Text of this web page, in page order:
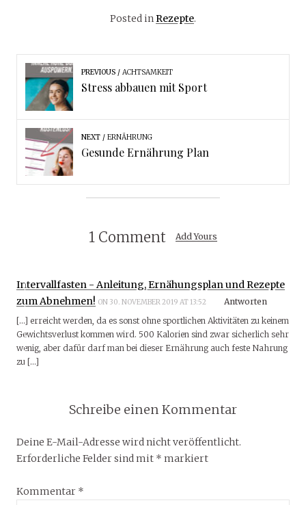
Posted inRezepte.
PREVIOUS ACHTSAMKEIT
Stress abbauen mit Sport
NEXT ERNÄHRUNG
Gesunde Ernährung Plan
1 Comment Add Yours
Intervallfasten - Anleitung, Ernähungsplan und Rezepte
zum Abnehmen! ON 30. NOVEMBER 2019 AT 13:52
Antworten
[…] erreicht werden, da es sonst ohne sportlichen Aktivitäten zu keinem
Gewichtsverlust kommen wird. 500 Kalorien sind zwar sicherlich sehr
wenig, aber dafür darf man bei dieser Ernährung auch feste Nahrung
zu […]
Schreibe einen Kommentar
Deine E-Mail-Adresse wird nicht veröffentlicht.
Erforderliche Felder sind mit * markiert
Kommentar *